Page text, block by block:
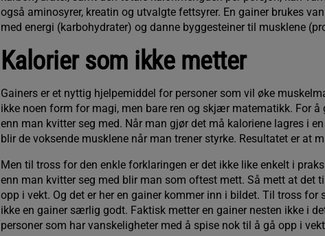
også aminosyrer, kreatin og utvalgte fettsyrer. En gainer brukes
med energi (karbohydrater) og danne byggesteiner til musklene
Kalorier som ikke metter
Gainers er et nyttig hjelpemiddel for personer som vil øke
ikke noen form for magi, men bare ren og skjær matematikk. For
enn man kvitter seg med. Når man gjør det må kaloriene lagres i
blir de voksende musklene når man trener styrke. Resultatet er at
Men til tross for den enkle forklaringen er det ikke like enkelt i
enn man kvitter seg med blir man som oftest mett. Så mett at det
opp i vekt. Og det er her en gainer kommer inn i bildet. Til tross for
ikke en gainer særlig godt. Faktisk metter en gainer nesten ikke i
personer som har vanskeligheter med å spise nok til å gå opp i